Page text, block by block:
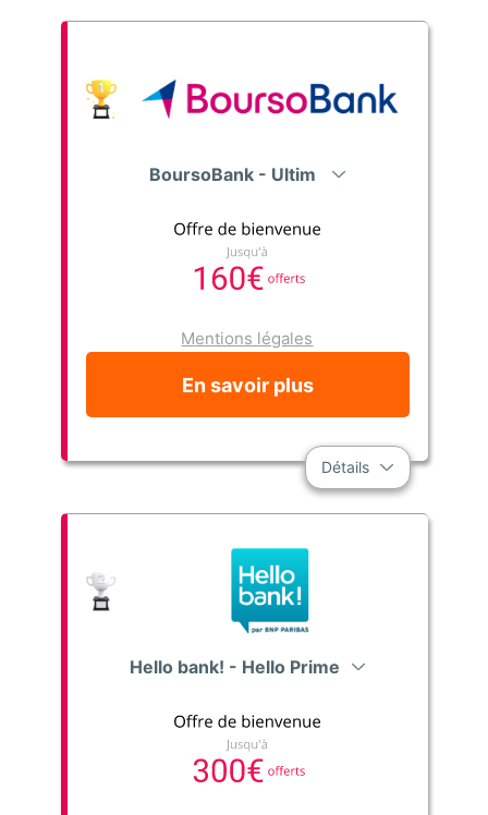
BoursoBank - Ultim
Mentions légales
En savoir plus
Détails
Hello bank! - Hello Prime